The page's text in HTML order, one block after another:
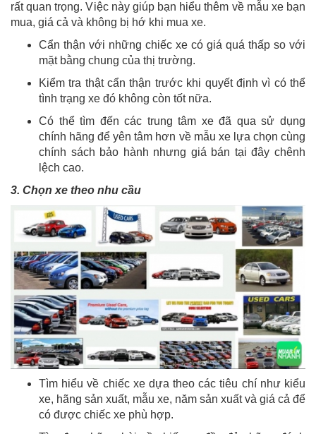
rất quan trọng. Việc này giúp bạn hiểu thêm về mẫu xe bạn
mua, giá cả và không bị hớ khi mua xe.
Cẩn thận với những chiếc xe có giá quá thấp so với
mặt bằng chung của thị trường.
Kiểm tra thật cẩn thận trước khi quyết định vì có thể
tình trạng xe đó không còn tốt nữa.
Có thể tìm đến các trung tâm xe đã qua sử dụng
chính hãng để yên tâm hơn về mẫu xe lựa chọn cùng
chính sách bảo hành nhưng giá bán tại đây chênh
lệch cao.
3. Chọn xe theo nhu cầu
Tìm hiểu về chiếc xe dựa theo các tiêu chí như kiểu
xe, hãng sản xuất, mẫu xe, năm sản xuất và giá cả để
có được chiếc xe phù hợp.